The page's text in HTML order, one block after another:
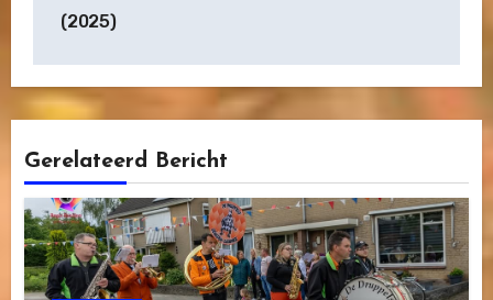
(2025)
Gerelateerd Bericht